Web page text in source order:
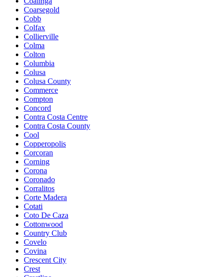
Coarsegold
Cobb
Colfax
Collierville
Colma
Colton
Columbia
Colusa
Colusa County
Commerce
Compton
Concord
Contra Costa Centre
Contra Costa County
Cool
Copperopolis
Corcoran
Corning
Corona
Coronado
Corralitos
Corte Madera
Cotati
Coto De Caza
Cottonwood
Country Club
Covelo
Covina
Crescent City
Crest